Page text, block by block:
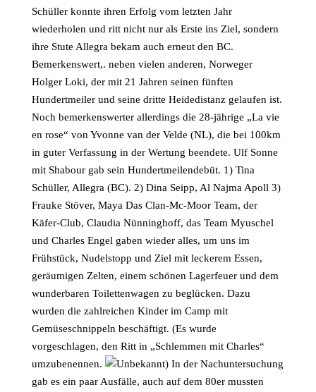
Schüller konnte ihren Erfolg vom letzten Jahr
wiederholen und ritt nicht nur als Erste ins Ziel, sondern
ihre Stute Allegra bekam auch erneut den BC.
Bemerkenswert,. neben vielen anderen, Norweger
Holger Loki, der mit 21 Jahren seinen fünften
Hundertmeiler und seine dritte Heidedistanz gelaufen ist.
Noch bemerkenswerter allerdings die 28-jährige „La vie
en rose“ von Yvonne van der Velde (NL), die bei 100km
in guter Verfassung in der Wertung beendete. Ulf Sonne
mit Shabour gab sein Hundertmeilendebüt. 1) Tina
Schüller, Allegra (BC). 2) Dina Seipp, Al Najma Apoll 3)
Frauke Stöver, Maya Das Clan-Mc-Moor Team, der
Käfer-Club, Claudia Nünninghoff, das Team Myuschel
und Charles Engel gaben wieder alles, um uns im
Frühstück, Nudelstopp und Ziel mit leckerem Essen,
geräumigen Zelten, einem schönen Lagerfeuer und dem
wunderbaren Toilettenwagen zu beglücken. Dazu
wurden die zahlreichen Kinder im Camp mit
Gemüseschnippeln beschäftigt. (Es wurde
vorgeschlagen, den Ritt in „Schlemmen mit Charles“
umzubenennen.
) In der Nachuntersuchung
gab es ein paar Ausfälle, auch auf dem 80er mussten